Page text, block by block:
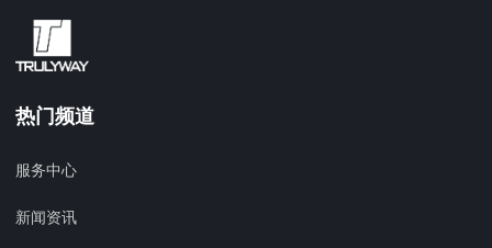
热门频道
服务中心
新闻资讯